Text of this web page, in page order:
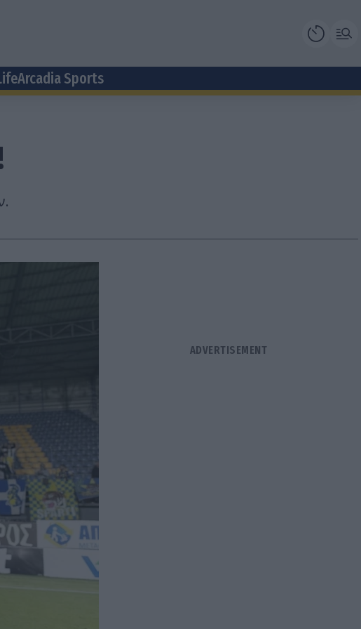
Arcadia Sports